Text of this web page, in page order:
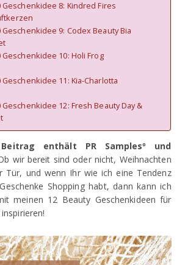
8: Kindred Fires
9: Codex Beauty Bia
10: Holi Frog
11: Kia-Charlotta
12: Fresh Beauty Day &
enthält PR Samplesº und
wir bereit sind oder nicht, Weihnachten
Tür, und wenn Ihr wie ich eine Tendenz
Shopping habt, dann kann ich
meinen 12 Beauty Geschenkideen für